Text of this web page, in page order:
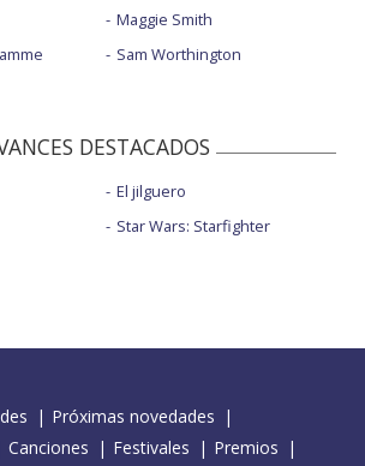
Maggie Smith
Sam Worthington
DESTACADOS
El jilguero
Star Wars: Starfighter
Próximas novedades
Canciones Festivales
Premios